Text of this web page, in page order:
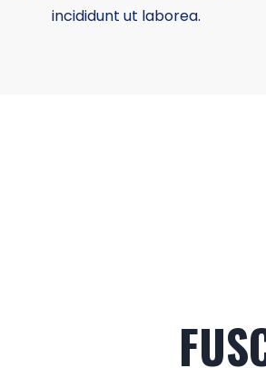
incididunt ut laborea.